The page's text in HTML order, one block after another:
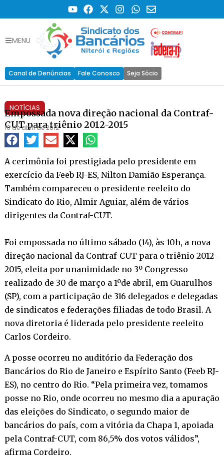
MENU
Canal de Denúncias Fale Conosco Seja Sócio
NOTÍCIAS
Empossada nova direção nacional da Contraf-
CUT para triênio 2012-2015
16 de abril de 2012
A cerimônia foi prestigiada pelo presidente em
exercício da Feeb RJ-ES, Nilton Damião Esperança.
Também compareceu o presidente reeleito do
Sindicato do Rio, Almir Aguiar, além de vários
dirigentes da Contraf-CUT.
Foi empossada no último sábado (14), às 10h, a nova
direção nacional da Contraf-CUT para o triênio 2012-
2015, eleita por unanimidade no 3º Congresso
realizado de 30 de março a 1ºde abril, em Guarulhos
(SP), com a participação de 316 delegados e delegadas
de sindicatos e federações filiadas de todo Brasil. A
nova diretoria é liderada pelo presidente reeleito
Carlos Cordeiro.
A posse ocorreu no auditório da Federação dos
Bancários do Rio de Janeiro e Espírito Santo (Feeb RJ-
ES), no centro do Rio. “Pela primeira vez, tomamos
posse no Rio, onde ocorreu no mesmo dia a apuração
das eleições do Sindicato, o segundo maior de
bancários do país, com a vitória da Chapa 1, apoiada
pela Contraf-CUT, com 86,5% dos votos válidos”,
afirma Cordeiro.